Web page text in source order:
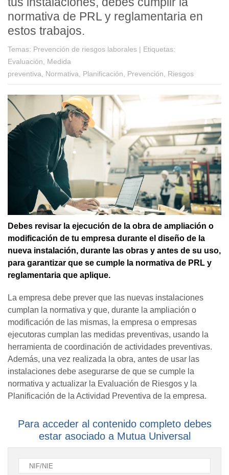
normativa de PRL y reglamentaria en
estos trabajos.
Temas: Prevención de riesgos laborales | Etiquetas:
Evaluación, Medida
preventiva, Normativa, Planificación, Prevención, Riesgos
Debes revisar la ejecución de la obra de ampliación o
modificación de tu empresa durante el diseño de la
nueva instalación, durante las obras y antes de su uso,
para garantizar que se cumple la normativa de PRL y
reglamentaria que aplique.
La empresa debe prever que las nuevas instalaciones
cumplan la normativa y que, durante la ampliación o
modificación de las mismas, la empresa o empresas
ejecutoras cumplan las medidas preventivas, usando la
herramienta de coordinación de actividades preventivas.
Además, una vez realizada la obra, antes de usar las
instalaciones debe asegurarse de que se cumple la
normativa y actualizar la Evaluación de Riesgos y la
Planificación de la Actividad Preventiva de la empresa.
Para acceder al contenido completo debes
estar asociado a Mutua Universal